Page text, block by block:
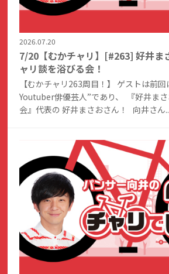
2026.07.20
7/20【むかチャリ】[#263] 好井ま
ャリ談を浴びる会！
【むかチャリ263周目！】 ゲストは前
Youtuber俳優芸人”であり、 『好井ま
会』代表の 好井まさおさん！ 向井さん